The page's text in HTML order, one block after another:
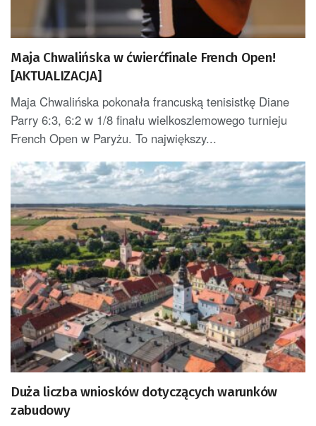
Maja Chwalińska w ćwierćfinale French Open!
[AKTUALIZACJA]
Maja Chwalińska pokonała francuską tenisistkę Diane
Parry 6:3, 6:2 w 1/8 finału wielkoszlemowego turnieju
French Open w Paryżu. To największy...
Duża liczba wniosków dotyczących warunków
zabudowy